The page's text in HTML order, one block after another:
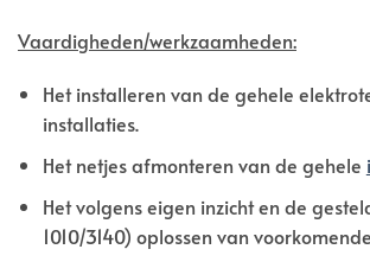
Vaardigheden/werkzaamheden:
Het installeren van de gehele
installaties.
Het netjes afmonteren van de gehele
Het volgens eigen inzicht en de
1010/3140) oplossen van